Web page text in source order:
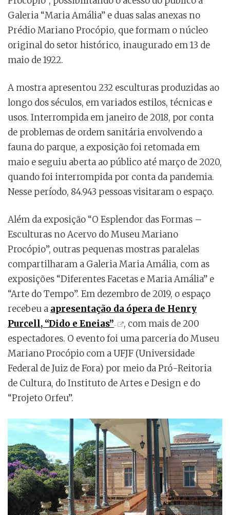
Galeria “Maria Amália” e duas salas anexas no
Prédio Mariano Procópio, que formam o núcleo
original do setor histórico, inaugurado em 13 de
maio de 1922.
A mostra apresentou 232 esculturas produzidas ao
longo dos séculos, em variados estilos, técnicas e
usos. Interrompida em janeiro de 2018, por conta
de problemas de ordem sanitária envolvendo a
fauna do parque, a exposição foi retomada em
maio e seguiu aberta ao público até março de 2020,
quando foi interrompida por conta da pandemia.
Nesse período, 84.943 pessoas visitaram o espaço.
Além da exposição “O Esplendor das Formas –
Esculturas no Acervo do Museu Mariano
Procópio”, outras pequenas mostras paralelas
compartilharam a Galeria Maria Amália, com as
exposições “Diferentes Facetas e Maria Amália” e
“Arte do Tempo”. Em dezembro de 2019, o espaço
recebeu a apresentação da ópera de Henry
Purcell, “Dido e Eneias”
, com mais de 200
espectadores. O evento foi uma parceria do Museu
Mariano Procópio com a UFJF (Universidade
Federal de Juiz de Fora) por meio da Pró-Reitoria
de Cultura, do Instituto de Artes e Design e do
“Projeto Orfeu”.